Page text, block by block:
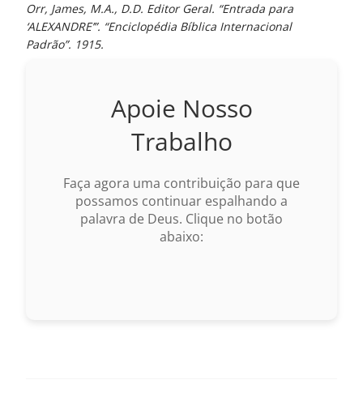
Orr, James, M.A., D.D. Editor Geral. “Entrada para
‘ALEXANDRE’”. “Enciclopédia Bíblica Internacional
Padrão”. 1915.
Apoie Nosso
Trabalho
Faça agora uma contribuição para que
possamos continuar espalhando a
palavra de Deus. Clique no botão
abaixo: